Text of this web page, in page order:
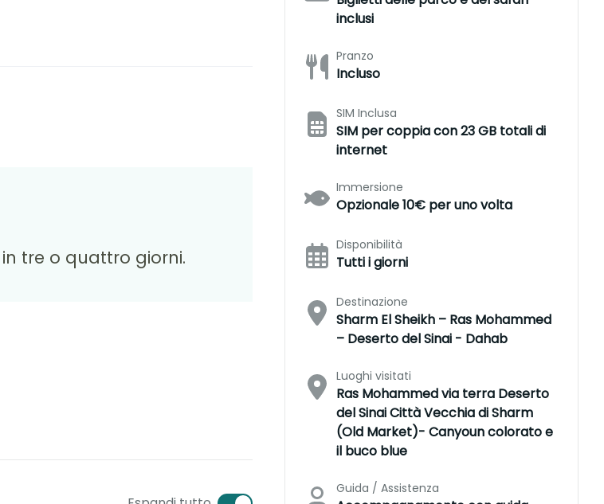
tre o quattro giorni.
inclusi
Pranzo
Incluso
SIM Inclusa
SIM per coppia con 23 GB totali di
internet
Immersione
Opzionale 10€ per uno volta
Disponibilità
Tutti i giorni
Destinazione
Sharm El Sheikh – Ras Mohammed
– Deserto del Sinai - Dahab
Luoghi visitati
Ras Mohammed via terra Deserto
del Sinai Città Vecchia di Sharm
(Old Market)- Canyoun colorato e
il buco blue
Guida / Assistenza